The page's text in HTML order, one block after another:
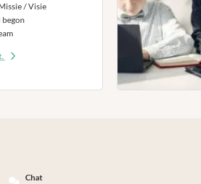
/ Visie
begon
Chat